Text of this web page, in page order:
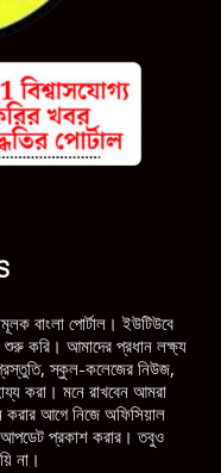
বাংলা পোর্টাল। ইউটিউবে
শুরু করি। আমাদের প্রধান লক্ষ্য
প্রস্তুতি, স্কুল-কলেজের নিউজ,
করা। মনে রাখবেন আমরা
আগে নিজে অফিসিয়াল
আপডেট প্রকাশ করার। তবুও
না।